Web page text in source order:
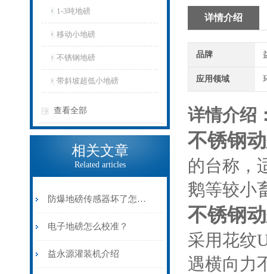
1-3吨地磅
移动小地磅
不锈钢地磅
带斜坡超低小地磅
查看全部
相关文章
Related articles
防爆地磅传感器坏了怎么更换？
电子地磅怎么校准？
益永源灌装机介绍
详情介绍
品牌
应用领域
详情介绍
不锈钢
的台称，
鹅等较小
不锈钢
采用花纹
遇横向力